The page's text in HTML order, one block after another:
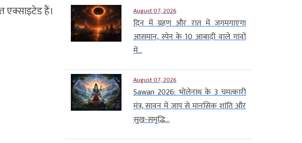
एक्साइटेड हैं।
August 07, 2026
दिन में ग्रहण और रात में जगमगाएगा
आसमान, स्पेन के 10 आबादी वाले गांवों
में...
August 07, 2026
Sawan 2026: भोलेनाथ के 3 चमत्कारी
मंत्र, सावन में जाप से मानसिक शांति और
सुख-समृद्धि...